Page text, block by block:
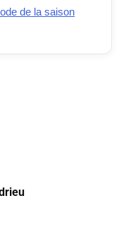
de la saison